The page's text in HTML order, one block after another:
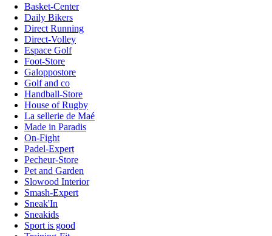
Basket-Center
Daily Bikers
Direct Running
Direct-Volley
Espace Golf
Foot-Store
Galoppostore
Golf and co
Handball-Store
House of Rugby
La sellerie de Maé
Made in Paradis
On-Fight
Padel-Expert
Pecheur-Store
Pet and Garden
Slowood Interior
Smash-Expert
Sneak'In
Sneakids
Sport is good